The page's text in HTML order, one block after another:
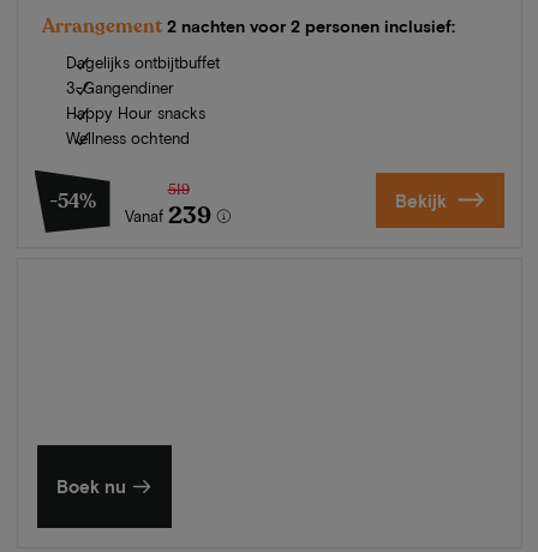
Arrangement 2 nachten voor 2 personen inclusief:
Dagelijks ontbijtbuffet
3-Gangendiner
Happy Hour snacks
Wellness ochtend
-54%
Vanaf
519
239 Bekijk
Boek nu